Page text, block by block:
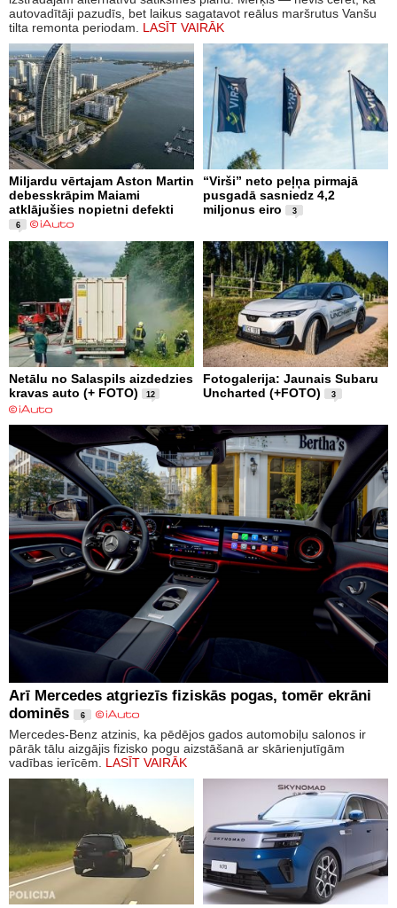
autovadītāji pazudīs, bet laikus sagatavot reālus maršrutus Vanšu
tilta remonta periodam. LASĪT VAIRĀK
Miljardu vērtajam Aston Martin
debesskrāpim Maiami
atklājušies nopietni defekti
6
“Virši” neto peļņa pirmajā
pusgadā sasniedz 4,2
miljonus eiro
3
Netālu no Salaspils aizdedzies
kravas auto (+ FOTO)
12
Fotogalerija: Jaunais Subaru
Uncharted (+FOTO)
3
Arī Mercedes atgriezīs fiziskās pogas, tomēr ekrāni
dominēs
6
Mercedes-Benz atzinis, ka pēdējos gados automobiļu salonos ir
pārāk tālu aizgājis fizisko pogu aizstāšanā ar skārienjutīgām
vadības ierīcēm. LASĪT VAIRĀK